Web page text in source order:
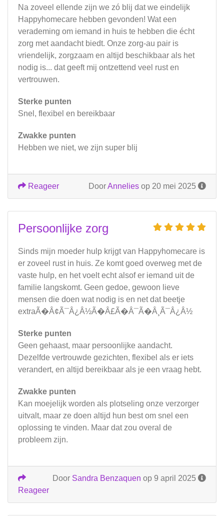
Na zoveel ellende zijn we zó blij dat we eindelijk
Happyhomecare hebben gevonden! Wat een
verademing om iemand in huis te hebben die écht
zorg met aandacht biedt. Onze zorg-au pair is
vriendelijk, zorgzaam en altijd beschikbaar als het
nodig is... dat geeft mij ontzettend veel rust en
vertrouwen.
Sterke punten
Snel, flexibel en bereikbaar
Zwakke punten
Hebben we niet, we zijn super blij
DoorAnnelies op 20 mei 2025
Reageer
Persoonlijke zorg
Sinds mijn moeder hulp krijgt van Happyhomecare is
er zoveel rust in huis. Ze komt goed overweg met de
vaste hulp, en het voelt echt alsof er iemand uit de
familie langskomt. Geen gedoe, gewoon lieve
mensen die doen wat nodig is en net dat beetje
extraÃ�Â¢Ã¯Â¿Â½Ã�Â£Ã�Â¯Ã�Â¸Ã¯Â¿Â½
Sterke punten
Geen gehaast, maar persoonlijke aandacht.
Dezelfde vertrouwde gezichten, flexibel als er iets
verandert, en altijd bereikbaar als je een vraag hebt.
Zwakke punten
Kan moejelijk worden als plotseling onze verzorger
uitvalt, maar ze doen altijd hun best om snel een
oplossing te vinden. Maar dat zou overal de
probleem zijn.
Door Sandra Benzaquen op 9 april 2025
Reageer